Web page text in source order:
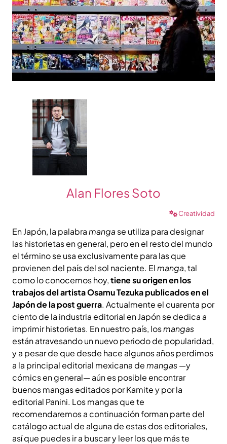
Alan Flores Soto
Creatividad
En Japón, la palabramanga se utiliza para designar
las historietas en general, pero en el resto del mundo
el término se usa exclusivamente para las que
provienen del país del sol naciente. Elmanga, tal
como lo conocemos hoy,tiene su origen en los
trabajos del artista Osamu Tezuka publicados en el
Japón de la post guerra. Actualmente el cuarenta por
ciento de la industria editorial en Japón se dedica a
imprimir historietas. En nuestro país, losmangas
están atravesando un nuevo periodo de popularidad,
y a pesar de que desde hace algunos años perdimos
a la principal editorial mexicana demangas—y
cómics en general— aún es posible encontrar
buenos mangas editados por Kamite y por la
editorial Panini. Los mangas que te
recomendaremos a continuación forman parte del
catálogo actual de alguna de estas dos editoriales,
así que puedes ir a buscar y leer los que más te